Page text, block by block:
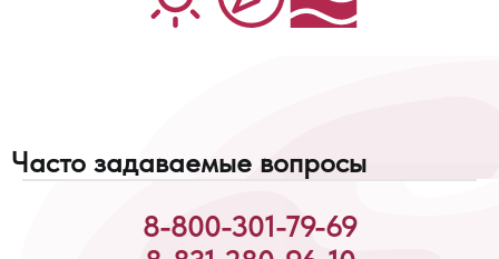
Часто задаваемые вопросы
8-800-301-79-69